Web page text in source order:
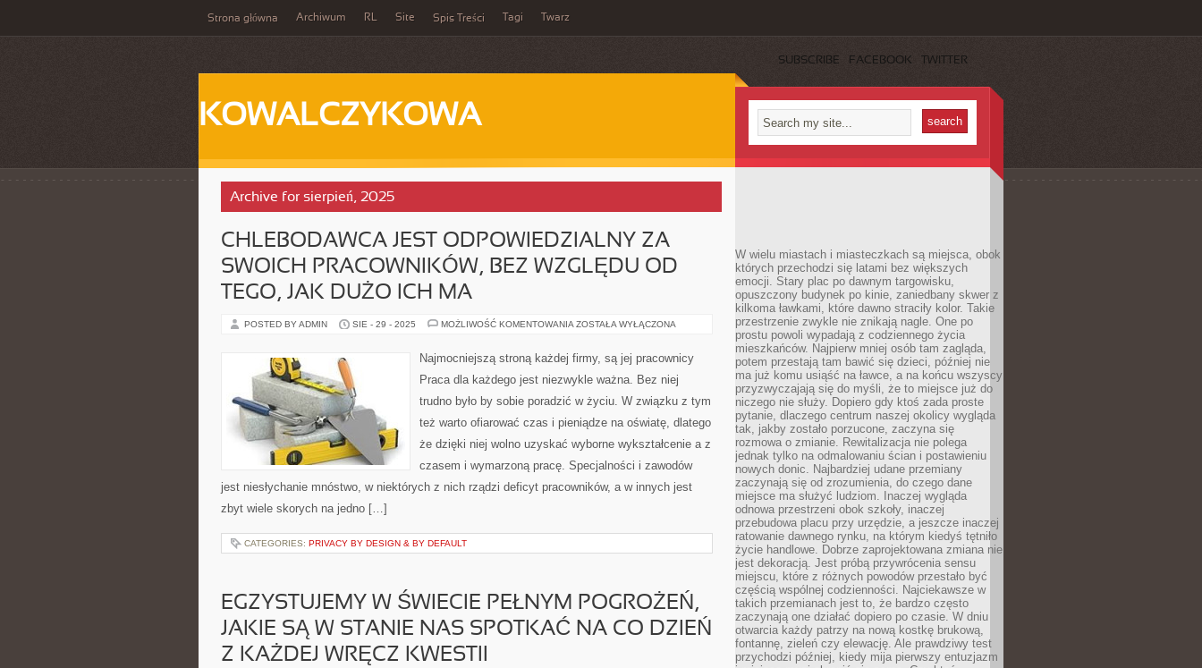
Strona główna Archiwum RL Site Spis Treści Tagi Twarz
SUBSCRIBE FACEBOOK TWITTER
KOWALCZYKOWA
Archive for sierpień, 2025
CHLEBODAWCA JEST ODPOWIEDZIALNY ZA
SWOICH PRACOWNIKÓW, BEZ WZGLĘDU OD
TEGO, JAK DUŻO ICH MA
POSTED BY ADMIN SIE - 29 - 2025 MOŻLIWOŚĆ KOMENTOWANIA CHLEBODAWCA
ZA
SWOICH
BEZ
OD
JAK
DUŻO
ICH
MA
ZOSTAŁA WYŁĄCZONA
Najmocniejszą stroną każdej firmy, są jej pracownicy
Praca dla każdego jest niezwykle ważna. Bez niej
trudno było by sobie poradzić w życiu. W związku z tym
też warto ofiarować czas i pieniądze na oświatę, dlatego
że dzięki niej wolno uzyskać wyborne wykształcenie a z
czasem i wymarzoną pracę. Specjalności i zawodów
jest niesłychanie mnóstwo, w niektórych z nich rządzi deficyt pracowników, a w innych jest
zbyt wiele skorych na jedno […]
CATEGORIES: PRIVACY BY DESIGN & BY DEFAULT
EGZYSTUJEMY W ŚWIECIE PEŁNYM POGROŻEŃ,
JAKIE SĄ W STANIE NAS SPOTKAĆ NA CO DZIEŃ
Z KAŻDEJ WRĘCZ KWESTII
W wielu miastach i miasteczkach są miejsca, obok
których przechodzi się latami bez większych
emocji. Stary plac po dawnym targowisku,
opuszczony budynek po kinie, zaniedbany skwer z
kilkoma ławkami, które dawno straciły kolor. Takie
przestrzenie zwykle nie znikają nagle. One po
prostu powoli wypadają z codziennego życia
mieszkańców. Najpierw mniej osób tam zagląda,
potem przestają tam bawić się dzieci, później nie
ma już komu usiąść na ławce, a na końcu wszyscy
przyzwyczajają się do myśli, że to miejsce już do
niczego nie służy. Dopiero gdy ktoś zada proste
pytanie, dlaczego centrum naszej okolicy wygląda
tak, jakby zostało porzucone, zaczyna się
rozmowa o zmianie. Rewitalizacja nie polega
jednak tylko na odmalowaniu ścian i postawieniu
nowych donic. Najbardziej udane przemiany
zaczynają się od zrozumienia, do czego dane
miejsce ma służyć ludziom. Inaczej wygląda
odnowa przestrzeni obok szkoły, inaczej
przebudowa placu przy urzędzie, a jeszcze inaczej
ratowanie dawnego rynku, na którym kiedyś tętniło
życie handlowe. Dobrze zaprojektowana zmiana nie
jest dekoracją. Jest próbą przywrócenia sensu
miejscu, które z różnych powodów przestało być
częścią wspólnej codzienności. Najciekawsze w
takich przemianach jest to, że bardzo często
zaczynają one działać dopiero po czasie. W dniu
otwarcia każdy patrzy na nową kostkę brukową,
fontannę, zieleń czy elewację. Ale prawdziwy test
przychodzi później, kiedy mija pierwszy entuzjazm